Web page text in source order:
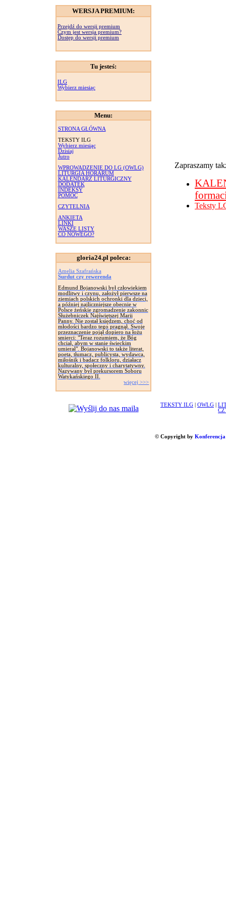
WERSJA PREMIUM:
Przejdź do wersji premium
Czym jest wersja premium?
Dostęp do wersji premium
Tu jesteś:
ILG
Wybierz miesiąc
Menu:
STRONA GŁÓWNA
TEKSTY ILG
Wybierz miesiąc
Dzisiaj
Jutro
WPROWADZENIE DO LG (OWLG)
LITURGIA HORARUM
KALENDARZ LITURGICZNY
DODATEK
INDEKSY
POMOC
CZYTELNIA
ANKIETA
LINKI
WASZE LISTY
CO NOWEGO?
gloria24.pl poleca:
Amelia Szafrańska
Surdut czy rewerenda
Edmund Bojanowski był człowiekiem
modlitwy i czynu, założył pierwsze na
ziemiach polskich ochronki dla dzieci,
a później najliczniejsze obecnie w
Polsce żeńskie zgromadzenie zakonnic
Służebniczek Najświętszej Marii
Panny. Nie został księdzem, choć od
młodości bardzo tego pragnął. Swoje
przeznaczenie pojął dopiero na łożu
smierci: "Teraz rozumiem, że Bóg
chciał, abym w stanie świeckim
umierał". Bojanowski to także literat,
poeta, tłumacz, publicysta, wydawca,
miłośnik i badacz folkloru, działacz
kulturalny, społeczny i charytatywny.
Nazywany był prekursorem Soboru
Watykańskiego II.
więcej >>>
Zapraszamy
Teksty
TEKSTY ILG OWLG
© Copyright by Konferencja